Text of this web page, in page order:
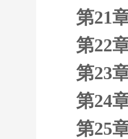
第21
第22
第23
第24
第25